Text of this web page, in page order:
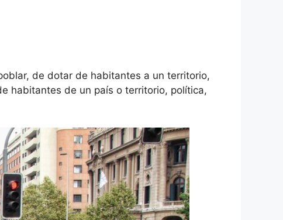
de dotar de habitantes a un territorio,
habitantes de un país o territorio, política,